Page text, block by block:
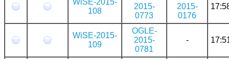
108
2015-
0773
2015-
0176
WiSE-2015-
109
OGLE-
2015-
0781
-